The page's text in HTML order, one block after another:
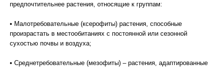
предпочтительнее растения, относящие к группам:
• Малотребовательные (ксерофиты) растения, способные
произрастать в местообитаниях с постоянной или сезонной
сухостью почвы и воздуха;
• Среднетребовательные (мезофиты) – растения, адаптированные